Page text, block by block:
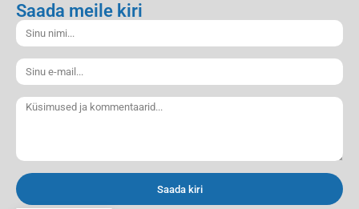
Saada meile kiri
Saada kiri